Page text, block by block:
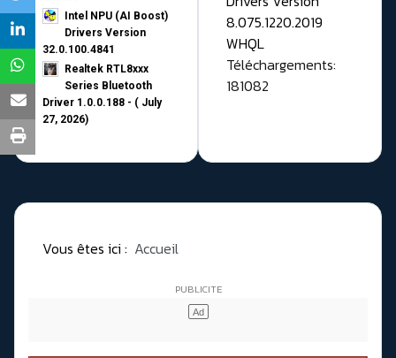
Intel NPU (AI Boost)
Drivers Version
32.0.100.4841
Realtek RTL8xxx
Series Bluetooth
Driver 1.0.0.188 - ( July
27, 2026)
8.075.1220.2019
WHQL
Téléchargements:
181082
Vous êtes ici : Accueil